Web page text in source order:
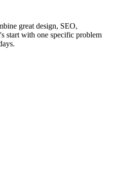
great design, SEO,
start with one specific problem